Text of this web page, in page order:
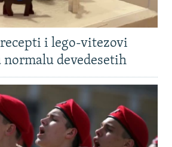
i lego-vitezovi
devedesetih